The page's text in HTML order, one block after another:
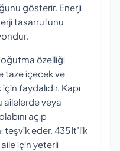
gösterir. Enerji
tasarrufunu
soğutma özelliği
taze içecek ve
faydalıdır. Kapı
ailelerde veya
açıp
teşvik eder. 435 lt’lik
için yeterli